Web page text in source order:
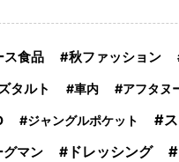
ス食品 秋ファッション
タルト 車内 アフタヌ
ジャングルポケット
グマン ドレッシング